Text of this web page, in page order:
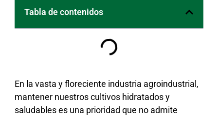
Tabla de contenidos
En la vasta y floreciente industria agroindustrial,
mantener nuestros cultivos hidratados y
saludables es una prioridad que no admite